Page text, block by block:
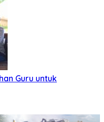
Guru untuk